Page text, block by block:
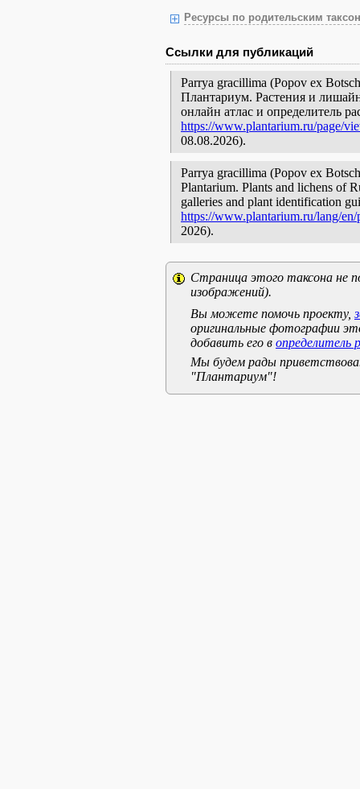
Ресурсы по родительским
Ссылки для публикаций
Parrya gracillima (Popov ex
Плантариум. Растения и
онлайн атлас и определитель
https://www.plantarium.ru/page/
08.08.2026).
Parrya gracillima (Popov ex
Plantarium. Plants and lichens of
galleries and plant identification
https://www.plantarium.ru/lang/
2026).
Страница этого таксона не
изображений).
Вы можете помочь проекту,
оригинальные фотографии
добавить его в определитель
Мы будем рады
"Плантариум"!